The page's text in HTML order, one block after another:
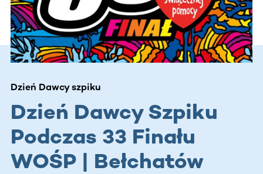
Dzień Dawcy szpiku
Dzień Dawcy Szpiku
Podczas 33 Finału
WOŚP | Bełchatów